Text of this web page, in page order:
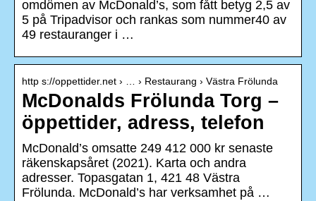
omdömen av McDonald’s, som fått betyg 2,5 av
5 på Tripadvisor och rankas som nummer40 av
49 restauranger i …
http s://oppettider.net › … › Restaurang › Västra Frölunda
McDonalds Frölunda Torg –
öppettider, adress, telefon
McDonald’s omsatte 249 412 000 kr senaste
räkenskapsåret (2021). Karta och andra
adresser. Topasgatan 1, 421 48 Västra
Frölunda. McDonald’s har verksamhet på …